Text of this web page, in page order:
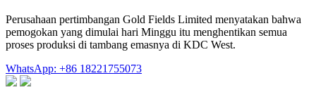
Perusahaan pertimbangan Gold Fields Limited menyatakan bahwa
pemogokan yang dimulai hari Minggu itu menghentikan semua
proses produksi di tambang emasnya di KDC West.
WhatsApp: +86 18221755073